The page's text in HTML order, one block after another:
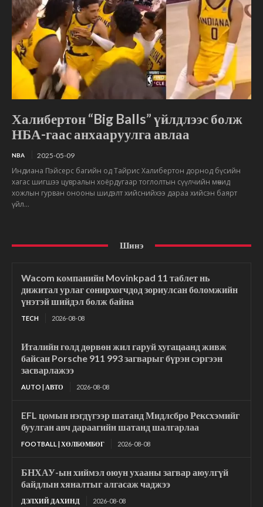
Халибертон “Big Balls” үйлдлээс болж
НБА-гаас анхааруулга авлаа
NBA 2025-05-09
Индиана Пэйсерс багийн од Тайрис Халибертон дорнод бүсийн
хагас шигшээ цувралын хоёрдугаар тоглолтын сүүлчийн мөчид
хожлын гурван онооны шидэлт хийснийхээ дараа хийсэн баярт
үйл...
Шинэ
Wacom компанийн Movinkpad 11 таблет нь
дижитал урлаг сонирхогчдод зориулсан боломжийн
үнэтэй шийдэл болж байна
TECH 2026-08-08
Италийн голд дөрвөн жил гаруй хугацаанд живж
байсан Porsche 911 993 загварыг бүрэн сэргээн
засварлажээ
AUTO | АВТО 2026-08-08
EFL цомын нэгдүгээр шатанд Мидлсбро Рексхэмийг
буулган авч дараагийн шатанд шалгарлаа
FOOTBALL | ХӨЛБӨМБӨГ 2026-08-08
БНХАУ-ын хиймэл оюун ухааны загвар аюулгүй
байдлын хяналтыг алгасаж чаджээ
ДЭЛХИЙ ДАХИНД 2026-08-08